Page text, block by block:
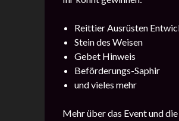
Reittier Ausrüsten
Stein des Weisen
Gebet Hinweis
Beförderungs-Saphir
und vieles mehr
Mehr über das Event und